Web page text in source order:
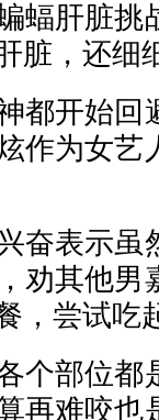
蝠肝脏挑
脏，还细
都开始回
作为女艺
奋表示虽
劝其他男
，尝试吃
个部位都
再难咬也